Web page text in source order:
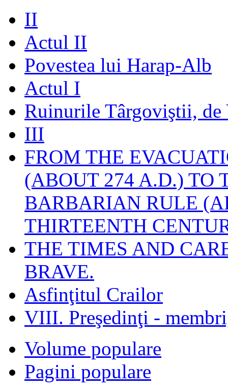
II
Actul II
Povestea lui Harap-Alb
Actul I
Ruinurile Târgoviştii, de
III
FROM THE
(ABOUT 274 A.D.) TO
BARBARIAN RULE
THIRTEENTH
THE TIMES AND
BRAVE.
Asfinţitul Crailor
VIII. Preşedinţi -
Volume populare
Pagini populare